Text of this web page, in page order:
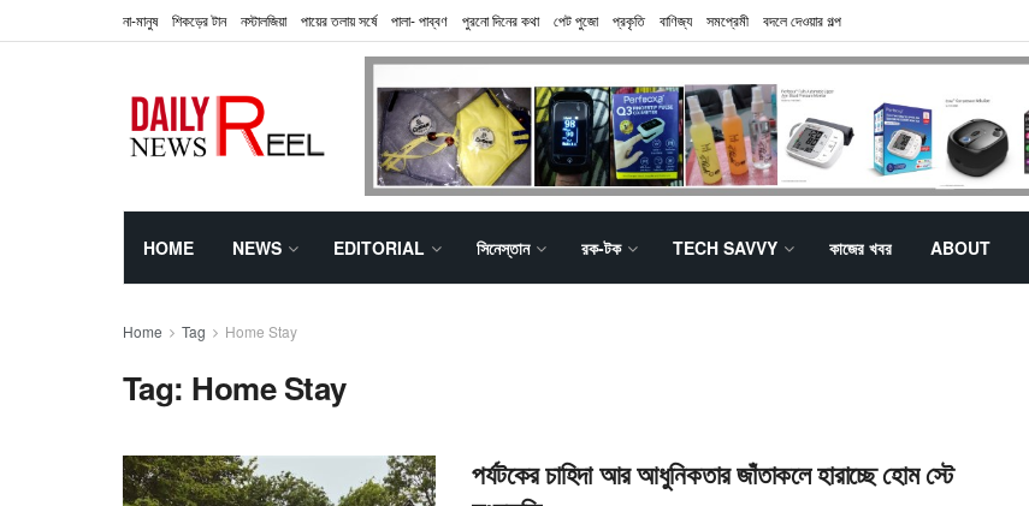
না-মানুষ শিকড়ের টান নস্টালজিয়া পায়ের তলায় সর্ষে পালা- পাব্বণ পুরনো দিনের কথা পেট পুজো প্রকৃতি বাণিজ্য সমপ্রেমী বদলে দেওয়ার গল্প
HOME NEWS EDITORIAL সিনেস্তান রক-টক TECH SAVVY কাজের খবর ABOUT
Home Tag Home Stay
Tag: Home Stay
পর্যটকের চাহিদা আর আধুনিকতার জাঁতাকলে হারাচ্ছে হোম স্টে